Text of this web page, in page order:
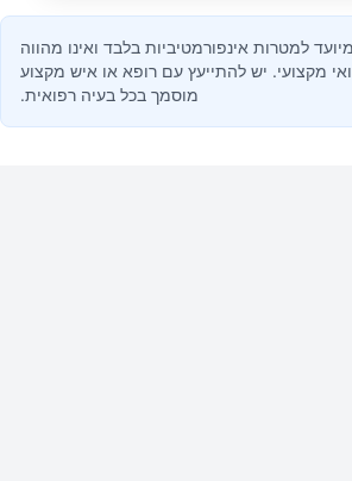
למטרות אינפורמטיביות בלבד ואינו מהווה
מקצועי. יש להתייעץ עם רופא או איש מקצוע
מוסמך בכל בעיה רפואית.